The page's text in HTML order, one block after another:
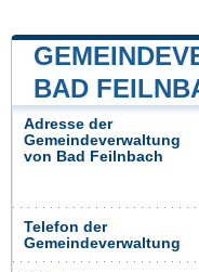
BAD
Adresse der
Gemeindeverwaltung
von Bad Feilnbach
Telefon der
Gemeindeverwaltung